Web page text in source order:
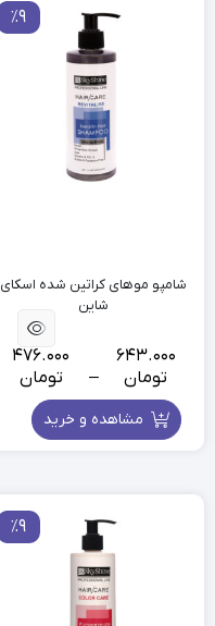
٪9
شامپو موهای کراتین شده اسکای
شاین
643.000
تومان
–
476.000
تومان
مشاهده و خرید
٪9